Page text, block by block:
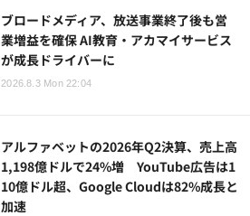
ブロードメディア、放送事業終了後も営
業増益を確保 AI教育・アカマイサービス
が成長ドライバーに
2026.8.3 Mon 22:04
アルファベットの2026年Q2決算、売上高
1,198億ドルで24%増 YouTube広告は1
10億ドル超、Google Cloudは82%成長と
加速